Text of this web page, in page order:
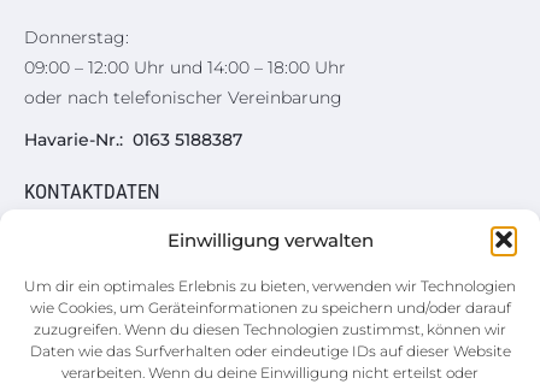
Einwilligung verwalten
Um dir ein optimales Erlebnis zu bieten, verwenden wir Technologien
wie Cookies, um Geräteinformationen zu speichern und/oder darauf
zuzugreifen. Wenn du diesen Technologien zustimmst, können wir
Daten wie das Surfverhalten oder eindeutige IDs auf dieser Website
verarbeiten. Wenn du deine Einwilligung nicht erteilst oder
Donnerstag:
09:00 – 12:00 Uhr und 14:00 – 18:00 Uhr
oder nach telefonischer Vereinbarung
Havarie-Nr.: 0163 5188387
KONTAKTDATEN
Hauptgeschäftsstelle
Augustusburger Straße 50
09557 Flöha
03726 5899-0